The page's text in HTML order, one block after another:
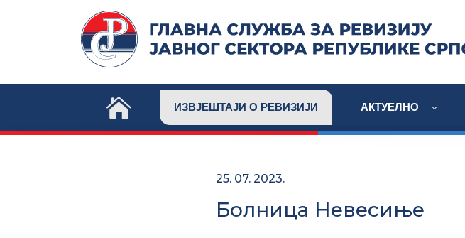
ИЗВЈЕШТАЈИ О РЕВИЗИЈИ АКТУЕЛНО
25. 07. 2023.
Болница Невесиње